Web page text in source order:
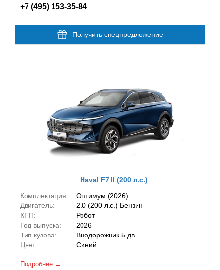
+7 (495) 153-35-84
Получить спецпредложение
Haval F7 II (200 л.с.)
Комплектация:
Оптимум (2026)
Двигатель:
2.0 (200 л.с.) Бензин
КПП:
Робот
Год выпуска:
2026
Тип кузова:
Внедорожник 5 дв.
Цвет:
Синий
Подробнее